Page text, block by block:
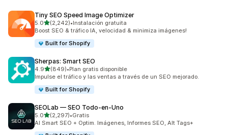
Tiny SEO Speed Image Optimizer
5.0de 5 estrellas
(2,242)
2242 reseñas en total
•Instalación gratuita
Boost SEO & tráfico IA, velocidad & minimiza imágenes!
Built for Shopify
Sherpas: Smart SEO
4.9de 5 estrellas
(849)
849 reseñas en total
•Plan gratis disponible
Impulse el tráfico y las ventas a través de un SEO mejorado.
Built for Shopify
SEOLab — SEO Todo‑en‑Uno
5.0de 5 estrellas
(2,297)
2297 reseñas en total
•Gratis
AI Smart SEO + Optim. Imágenes, Informes SEO, Alt Tags+